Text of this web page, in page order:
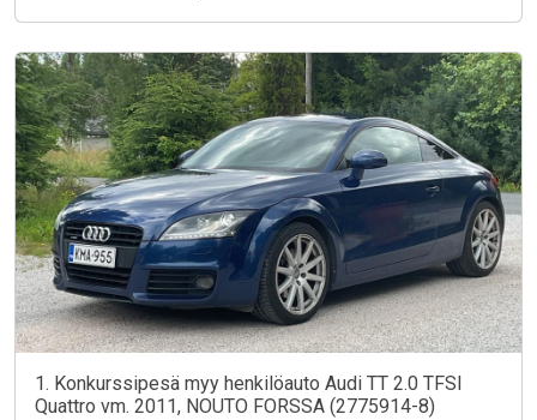
1. Konkurssipesä myy henkilöauto Audi TT 2.0 TFSI
Quattro vm. 2011, NOUTO FORSSA (2775914-8)